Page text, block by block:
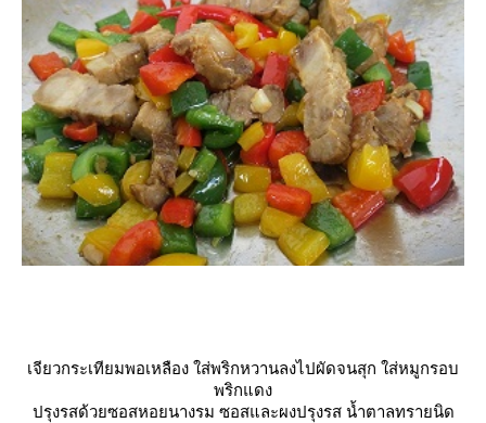
เจียวกระเทียมพอเหลือง ใส่พริกหวานลงไปผัดจนสุก ใส่หมูกรอบ
พริกแดง
ปรุงรสด้วยซอสหอยนางรม ซอสและผงปรุงรส น้ำตาลทรายนิด